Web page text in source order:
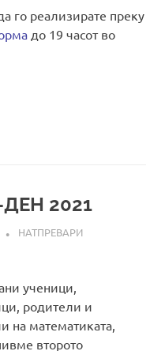
го реализирате преку
до 19 часот во
2021
НАТПРЕВАРИ
ученици,
родители и
на математиката,
второто